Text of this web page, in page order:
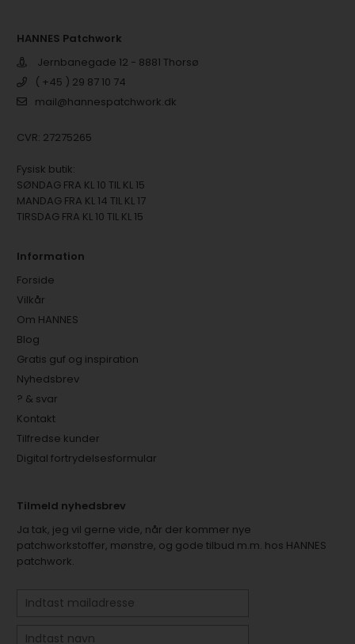
HANNES Patchwork
Jernbanegade 12 - 8881 Thorsø
( +45 ) 29 87 10 74
mail@hannespatchwork.dk
CVR: 27275265
Fysisk butik:
SØNDAG FRA KL 10 TIL KL 15
MANDAG FRA KL 14 TIL KL 17
TIRSDAG FRA KL 10 TIL KL 15
Information
Forside
Vilkår
Om HANNES
Blog
Gratis guf og inspiration
Nyhedsbrev
? & svar
Kontakt
Tilfredse kunder
Digital fortrydelsesformular
Tilmeld nyhedsbrev
Ja tak, jeg vil gerne vide, når der kommer nye
patchworkstoffer, mønstre, og gode tilbud m.m. hos HANNES
patchwork.